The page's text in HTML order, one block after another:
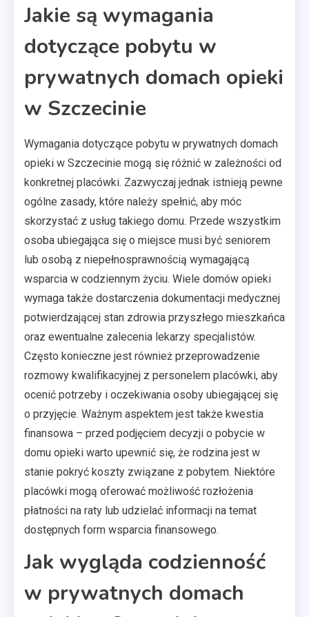
Jakie są wymagania
dotyczące pobytu w
prywatnych domach opieki
w Szczecinie
Wymagania dotyczące pobytu w prywatnych domach
opieki w Szczecinie mogą się różnić w zależności od
konkretnej placówki. Zazwyczaj jednak istnieją pewne
ogólne zasady, które należy spełnić, aby móc
skorzystać z usług takiego domu. Przede wszystkim
osoba ubiegająca się o miejsce musi być seniorem
lub osobą z niepełnosprawnością wymagającą
wsparcia w codziennym życiu. Wiele domów opieki
wymaga także dostarczenia dokumentacji medycznej
potwierdzającej stan zdrowia przyszłego mieszkańca
oraz ewentualne zalecenia lekarzy specjalistów.
Często konieczne jest również przeprowadzenie
rozmowy kwalifikacyjnej z personelem placówki, aby
ocenić potrzeby i oczekiwania osoby ubiegającej się
o przyjęcie. Ważnym aspektem jest także kwestia
finansowa – przed podjęciem decyzji o pobycie w
domu opieki warto upewnić się, że rodzina jest w
stanie pokryć koszty związane z pobytem. Niektóre
placówki mogą oferować możliwość rozłożenia
płatności na raty lub udzielać informacji na temat
dostępnych form wsparcia finansowego.
Jak wygląda codzienność
w prywatnych domach